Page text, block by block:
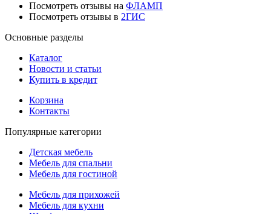
Посмотреть отзывы на ФЛАМП
Посмотреть отзывы в 2ГИС
Основные разделы
Каталог
Новости и статьи
Купить в кредит
Корзина
Контакты
Популярные категории
Детская мебель
Мебель для спальни
Мебель для гостиной
Мебель для прихожей
Мебель для кухни